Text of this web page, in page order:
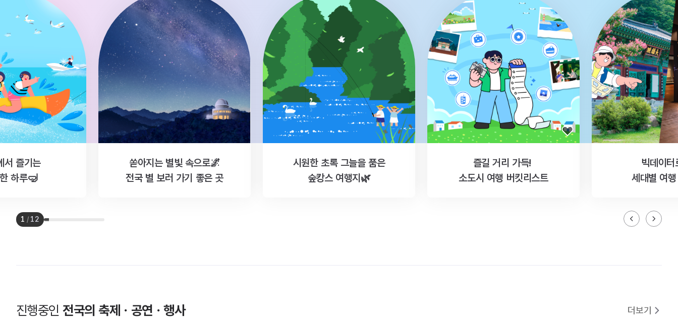
서 즐기는
하루🤿
쏟아지는 별빛 속으로🌌
전국 별 보러 가기 좋은 곳
시원한 초록 그늘을 품은
숲캉스 여행지🌿
즐길 거리 가득!
소도시 여행 버킷리스트
빅데이터
세대별 여
1 / 12
진행중인전국의 축제ㆍ공연ㆍ행사 더보기